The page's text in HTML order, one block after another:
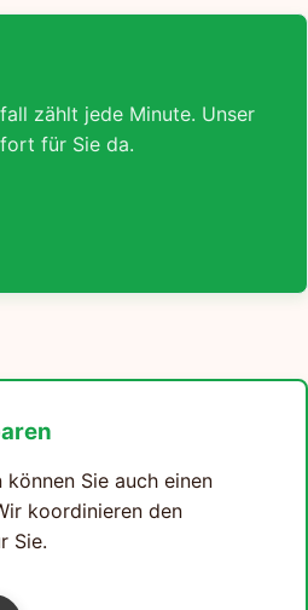
zählt jede Minute. Unser
für Sie da.
Sie auch einen
koordinieren den
Sie.